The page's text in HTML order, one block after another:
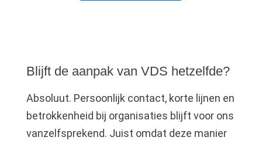
Blijft de aanpak van VDS hetzelfde?
Absoluut. Persoonlijk contact, korte lijnen en
betrokkenheid bij organisaties blijft voor ons
vanzelfsprekend. Juist omdat deze manier